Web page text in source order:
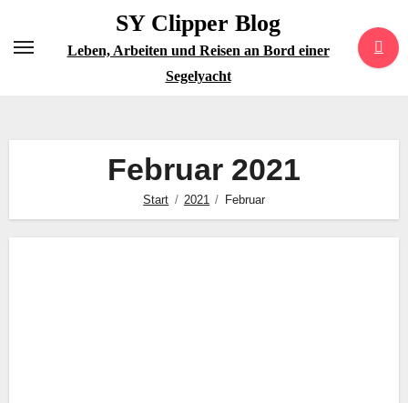
SY Clipper Blog
Leben, Arbeiten und Reisen an Bord einer
Segelyacht
Februar 2021
Start 2021 Februar